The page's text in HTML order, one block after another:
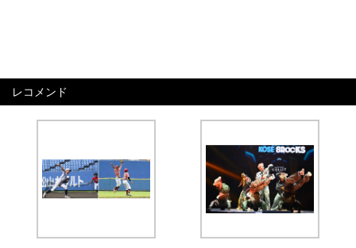
レコメンド